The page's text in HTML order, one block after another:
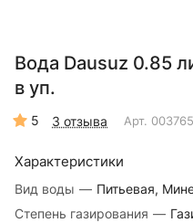
Вода Dausuz 0.85
в уп.
5 3 отзыва Арт.
Характеристики
Вид воды — Питьевая,
Степень газирования —